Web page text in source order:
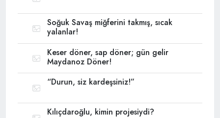
Soğuk Savaş miğferini takmış, sıcak
yalanlar!
Keser döner, sap döner; gün gelir
Maydanoz Döner!
“Durun, siz kardeşsiniz!”
Kılıçdaroğlu, kimin projesiydi?